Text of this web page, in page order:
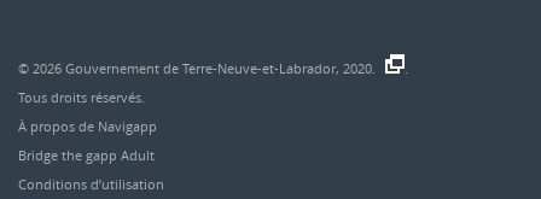
© 2026 Gouvernement de Terre-Neuve-et-Labrador, 2020.
Tous droits réservés.
À propos de Navigapp
Bridge the gapp Adult
Conditions d’utilisation